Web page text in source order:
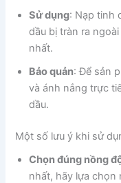
Sử dụng: Nạp tinh
dầu bị tràn ra
nhất.
Bảo quản: Để sản
và ánh nắng trực
dầu.
Một số lưu ý khi sử
Chọn đúng nồng
nhất, hãy lựa chọn